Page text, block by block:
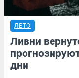
ЛЕТО
Ливни
дни